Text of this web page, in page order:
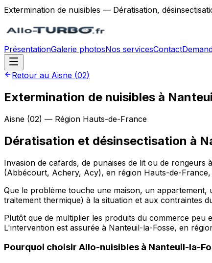
Extermination de nuisibles — Dératisation,
PrésentationGalerie photosNos servicesContact
Retour au Aisne (02)
Extermination de nuisibles à
Aisne (02) — Région Hauts-de-France
Dératisation et désinsectisation à
Invasion de cafards, de punaises de lit ou de
(Abbécourt, Achery, Acy), en région Hauts-de-
Que le problème touche une maison, un
traitement thermique) à la situation et aux contraintes
Plutôt que de multiplier les produits du commerce
L'intervention est assurée à Nanteuil-la-Fosse, en
Pourquoi choisir Allo-nuisibles à Nanteuil-la-